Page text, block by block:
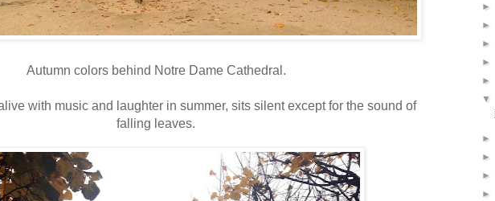
Autumn colors behind Notre Dame Cathedral.
with music and laughter in summer, sits silent except for the sound of
falling leaves.
►
►
►
►
►
▼
►
►
►
►